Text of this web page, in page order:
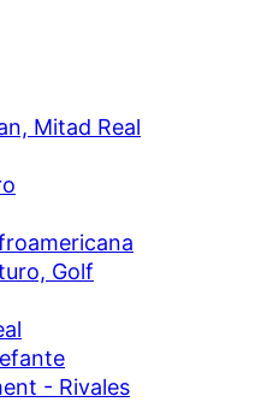
Mitad Real
Golf
- Rivales